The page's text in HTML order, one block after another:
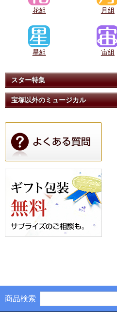
花組 月組
星組 宙組
スター特集
宝塚以外のミュージカル
商品検索